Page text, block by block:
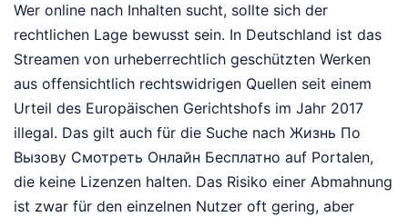
Wer online nach Inhalten sucht, sollte sich der
rechtlichen Lage bewusst sein. In Deutschland ist das
Streamen von urheberrechtlich geschützten Werken
aus offensichtlich rechtswidrigen Quellen seit einem
Urteil des Europäischen Gerichtshofs im Jahr 2017
illegal. Das gilt auch für die Suche nach Жизнь По
Вызову Смотреть Онлайн Бесплатно auf Portalen,
die keine Lizenzen halten. Das Risiko einer Abmahnung
ist zwar für den einzelnen Nutzer oft gering, aber